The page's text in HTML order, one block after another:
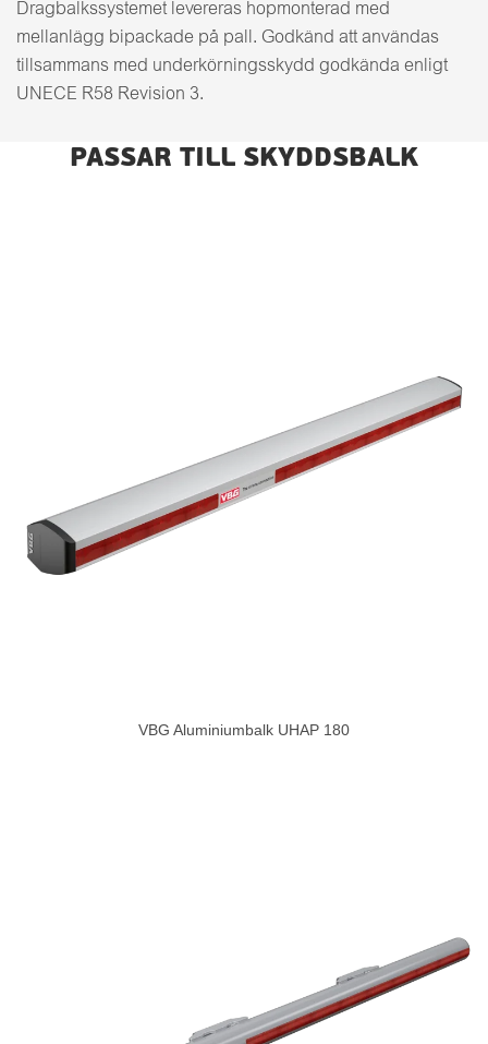
Dragbalkssystemet levereras hopmonterad med
mellanlägg bipackade på pall. Godkänd att användas
tillsammans med underkörningsskydd godkända enligt
UNECE R58 Revision 3.
PASSAR TILL SKYDDSBALK
VBG Aluminiumbalk UHAP 180